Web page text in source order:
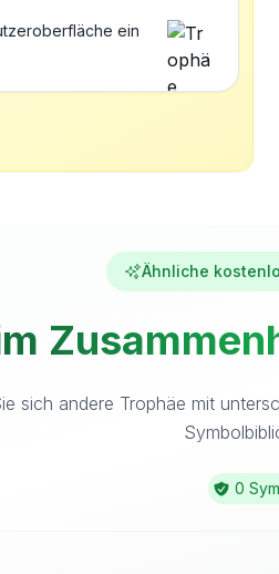
ein
Ähnliche
sich andere Trophäe mit
0